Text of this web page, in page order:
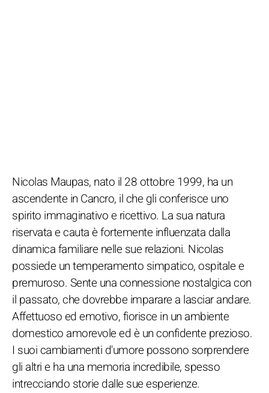
Nicolas Maupas, nato il 28 ottobre 1999, ha un
ascendente in Cancro, il che gli conferisce uno
spirito immaginativo e ricettivo. La sua natura
riservata e cauta è fortemente influenzata dalla
dinamica familiare nelle sue relazioni. Nicolas
possiede un temperamento simpatico, ospitale e
premuroso. Sente una connessione nostalgica con
il passato, che dovrebbe imparare a lasciar andare.
Affettuoso ed emotivo, fiorisce in un ambiente
domestico amorevole ed è un confidente prezioso.
I suoi cambiamenti d'umore possono sorprendere
gli altri e ha una memoria incredibile, spesso
intrecciando storie dalle sue esperienze.